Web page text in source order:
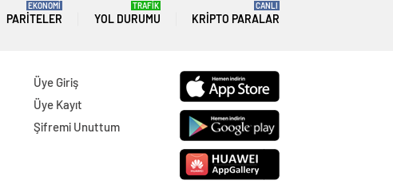
PARITELER
EKONOMİ
YOL DURUMU
TRAFİK
KRIPTO PARALAR
CANLI
Üye Giriş
Üye Kayıt
Şifremi Unuttum